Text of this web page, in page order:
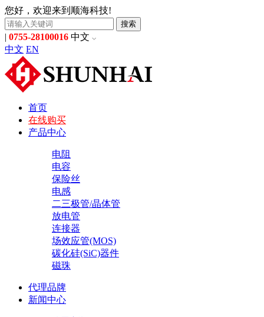
您好，欢迎来到顺海科技!
搜索
| 0755-28100016 中文
中文 EN
首页
在线购买
产品中心
电阻
电容
保险丝
电感
二三极管/晶体管
放电管
连接器
场效应管(MOS)
碳化硅(SiC)器件
磁珠
代理品牌
新闻中心